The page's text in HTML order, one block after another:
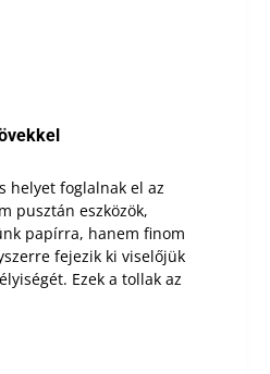
helyet foglalnak el az
pusztán eszközök,
papírra, hanem finom
fejezik ki viselőjük
Ezek a tollak az